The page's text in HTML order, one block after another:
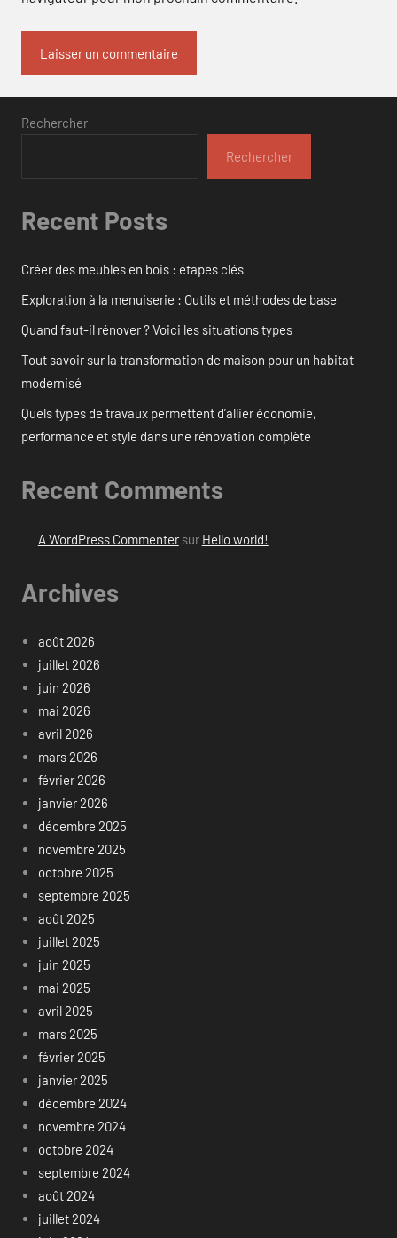
Rechercher
Rechercher
Recent Posts
Créer des meubles en bois : étapes clés
Exploration à la menuiserie : Outils et méthodes de base
Quand faut-il rénover ? Voici les situations types
Tout savoir sur la transformation de maison pour un habitat
modernisé
Quels types de travaux permettent d’allier économie,
performance et style dans une rénovation complète
Recent Comments
A WordPress Commentersur Hello world!
Archives
août 2026
juillet 2026
juin 2026
mai 2026
avril 2026
mars 2026
février 2026
janvier 2026
décembre 2025
novembre 2025
octobre 2025
septembre 2025
août 2025
juillet 2025
juin 2025
mai 2025
avril 2025
mars 2025
février 2025
janvier 2025
décembre 2024
novembre 2024
octobre 2024
septembre 2024
août 2024
juillet 2024